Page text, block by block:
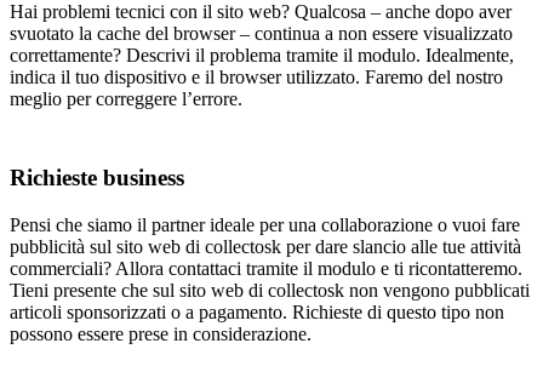
Hai problemi tecnici con il sito web? Qualcosa – anche dopo aver
svuotato la cache del browser – continua a non essere visualizzato
correttamente? Descrivi il problema tramite il modulo. Idealmente,
indica il tuo dispositivo e il browser utilizzato. Faremo del nostro
meglio per correggere l’errore.
Richieste business
Pensi che siamo il partner ideale per una collaborazione o vuoi fare
pubblicità sul sito web di collectosk per dare slancio alle tue attività
commerciali? Allora contattaci tramite il modulo e ti ricontatteremo.
Tieni presente che sul sito web di collectosk non vengono pubblicati
articoli sponsorizzati o a pagamento. Richieste di questo tipo non
possono essere prese in considerazione.